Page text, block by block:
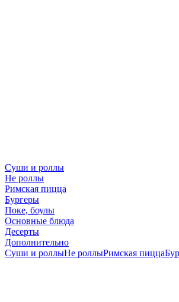
Суши и роллы
Не роллы
Римская пицца
Бургеры
Поке, боулы
Основные блюда
Десерты
Дополнительно
Суши и роллыНе роллыРимская пицца